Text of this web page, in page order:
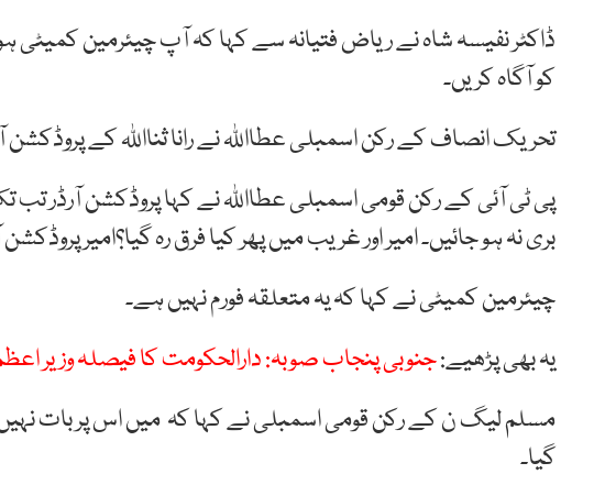
ڈاکٹر نفیسہ شاہ نے ریاض فتیانہ سے کہا کہ آپ چیئرمین
کو آگاہ کریں۔
تحریک انصاف کے رکن اسمبلی عطااللہ نے رانا ثنااللہ کے
پی ٹی آئی کے رکن قومی اسمبلی عطااللہ نے کہا پروڈکشن آرڈر
بری نہ ہو جائیں۔ امیر اور غریب میں پھر کیا فرق رہ گیا؟امیر
چیئرمین کمیٹی نے کہا کہ یہ متعلقہ فورم نہیں ہے۔
یہ بھی پڑھیے:جنوبی پنجاب صوبہ: دارالحکومت کا فیصلہ وزیر
مسلم لیگ ن کے رکن قومی اسمبلی نے کہا کہ میں اس پر بات نہیں کرنا
گیا۔